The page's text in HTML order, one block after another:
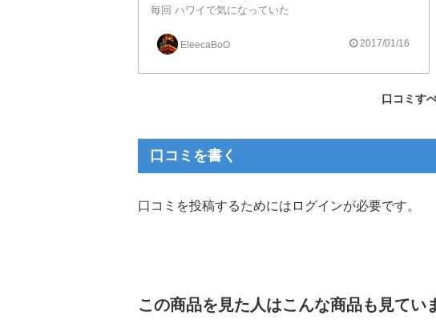
毎回 ハワイで気になっていた
他のニコチン入りと
8mg と 24mgを購入。
確かに8mgの方が甘い。
この甘さに慣れれば禁煙も出来るかな？
ニコチン入りなので、
１日2箱弱 吸っていたタバコは
色々とチャレンジしてみます。
EleecaBoO 2017/01/16
口コミす
口コミを書く
口コミを投稿するためにはログインが必要です。
この商品を見た人はこんな商品も見てい